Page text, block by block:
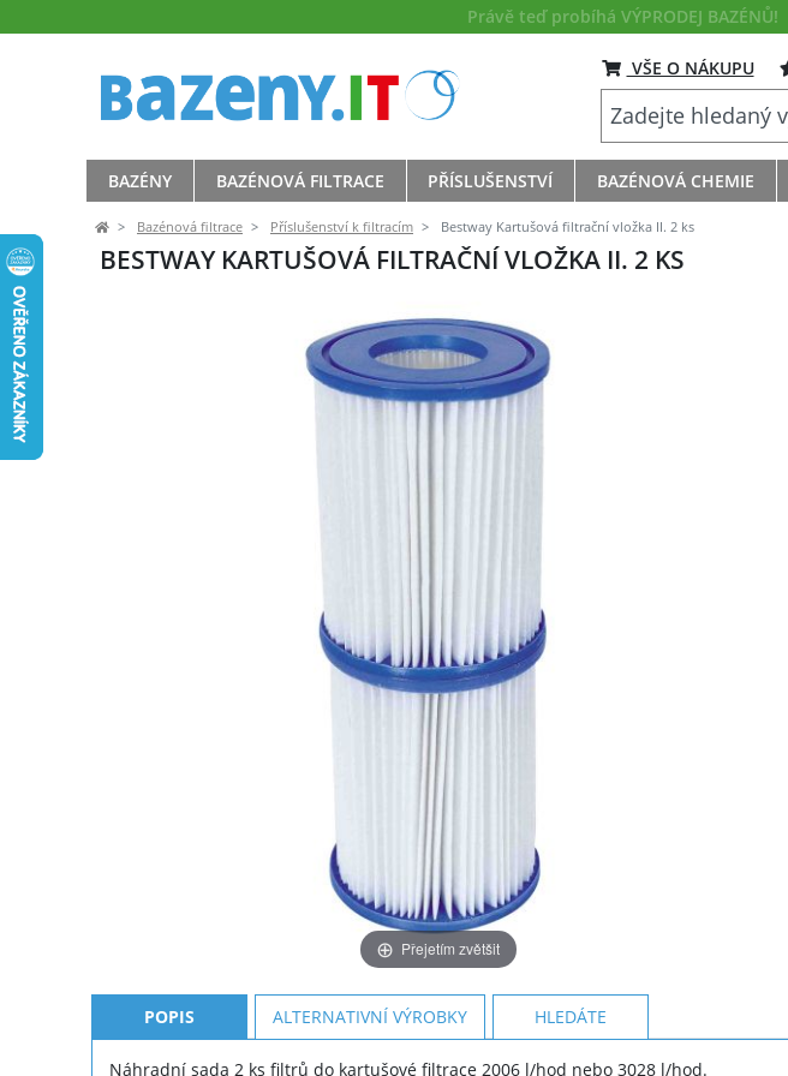
Právě teď probíhá VÝPRODEJ BAZÉNŮ!
VŠE O NÁKUPU
BAZÉNY BAZÉNOVÁ FILTRACE PŘÍSLUŠENSTVÍ BAZÉNOVÁ CHEMIE
Bazénová filtrace Příslušenství k filtracím Bestway Kartušová filtrační vložka II. 2 ks
BESTWAY KARTUŠOVÁ FILTRAČNÍ VLOŽKA II. 2 KS
Přejetím zvětšit
POPIS ALTERNATIVNÍ VÝROBKY HLEDÁTE
Náhradní sada 2 ks filtrů do kartušové filtrace 2006 l/hod nebo 3028 l/hod.